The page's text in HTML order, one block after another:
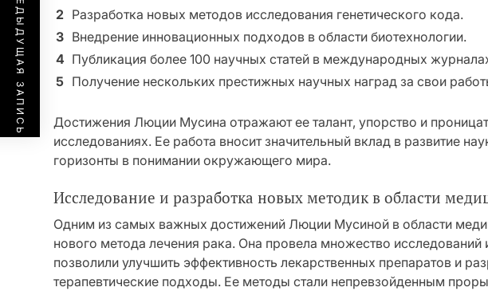
2 Разработка новых методов исследования генетического кода.
3 Внедрение инновационных подходов в области биотехнологии.
4 Публикация более 100 научных статей в международных
5 Получение нескольких престижных научных наград за свои
Достижения Люции Мусина отражают ее талант, упорство и
исследованиях. Ее работа вносит значительный вклад в развитие
горизонты в понимании окружающего мира.
Исследование и разработка новых методик в области
Одним из самых важных достижений Люции Мусиной в области
нового метода лечения рака. Она провела множество исследований
позволили улучшить эффективность лекарственных препаратов и
терапевтические подходы. Ее методы стали непревзойденным
ПРЕДЫДУЩАЯ ЗАПИСЬ